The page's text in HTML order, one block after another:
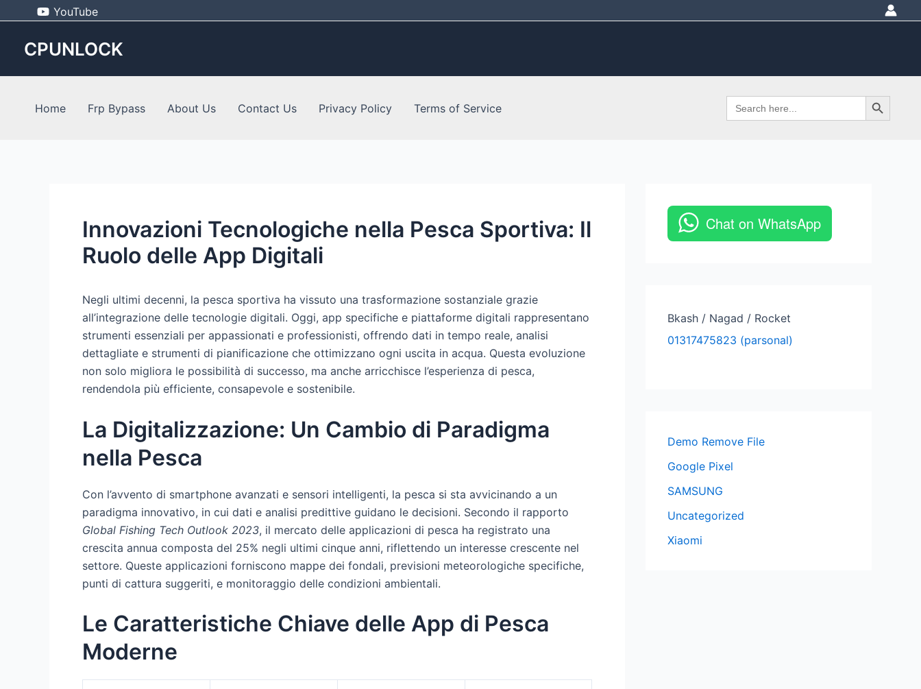
content
YouTube
CPUNLOCK
Home Frp Bypass About Us Contact Us Privacy Policy Terms of Service
Search
for:
Search Button
Innovazioni Tecnologiche nella Pesca Sportiva: Il
Ruolo delle App Digitali
Negli ultimi decenni, la pesca sportiva ha vissuto una trasformazione sostanziale grazie
all’integrazione delle tecnologie digitali. Oggi, app specifiche e piattaforme digitali rappresentano
strumenti essenziali per appassionati e professionisti, offrendo dati in tempo reale, analisi
dettagliate e strumenti di pianificazione che ottimizzano ogni uscita in acqua. Questa evoluzione
non solo migliora le possibilità di successo, ma anche arricchisce l’esperienza di pesca,
rendendola più efficiente, consapevole e sostenibile.
La Digitalizzazione: Un Cambio di Paradigma
nella Pesca
Con l’avvento di smartphone avanzati e sensori intelligenti, la pesca si sta avvicinando a un
paradigma innovativo, in cui dati e analisi predittive guidano le decisioni. Secondo il rapporto
Global Fishing Tech Outlook 2023, il mercato delle applicazioni di pesca ha registrato una
crescita annua composta del 25% negli ultimi cinque anni, riflettendo un interesse crescente nel
settore. Queste applicazioni forniscono mappe dei fondali, previsioni meteorologiche specifiche,
punti di cattura suggeriti, e monitoraggio delle condizioni ambientali.
Le Caratteristiche Chiave delle App di Pesca
Moderne
Post
Chat on WhatsApp
Bkash / Nagad / Rocket
01317475823 (parsonal)
Demo Remove File
Google Pixel
SAMSUNG
Uncategorized
Xiaomi